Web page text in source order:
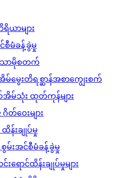
ယာများ
စီမံခန့်ခွဲမှု
ာမိုစတက်
မွေးတိရစ္ဆာန်အစာကျွေးစက်
တ်အိမ်သုံး ထုတ်ကုန်များ
ဂိတ်ဝေးများ
ထိန်းချုပ်မှု
စွမ်းအင်စီမံခန့်ခွဲမှု
းရောင်ထိန်းချုပ်မှုများ